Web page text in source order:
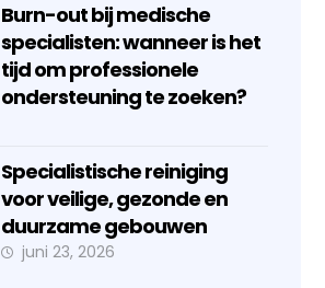
Burn-out bij medische
specialisten: wanneer is het
tijd om professionele
ondersteuning te zoeken?
Specialistische reiniging
voor veilige, gezonde en
duurzame gebouwen
juni 23, 2026